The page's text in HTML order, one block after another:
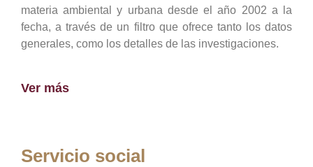
materia ambiental y urbana desde el año 2002 a la
fecha, a través de un filtro que ofrece tanto los datos
generales, como los detalles de las investigaciones.
Ver más
Servicio social